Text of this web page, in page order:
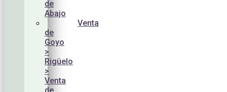
de
Abajo
Venta
de
Goyo
>
Rigüelo
>
Venta